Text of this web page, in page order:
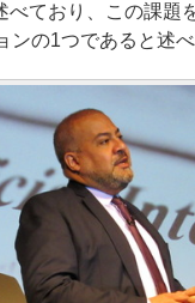
べており、この課題
ンの1つであると述べ